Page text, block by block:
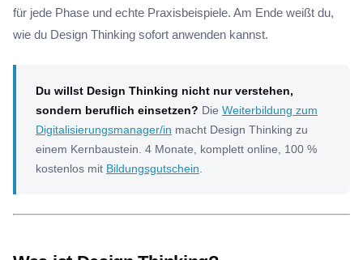
für jede Phase und echte Praxisbeispiele. Am Ende weißt du,
wie du Design Thinking sofort anwenden kannst.
Du willst Design Thinking nicht nur verstehen,
sondern beruflich einsetzen? Die Weiterbildung zum
Digitalisierungsmanager/in macht Design Thinking zu
einem Kernbaustein. 4 Monate, komplett online, 100 %
kostenlos mit Bildungsgutschein